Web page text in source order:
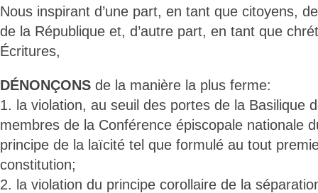
Nous inspirant d’une part, en tant que citoyens,
de la République et, d’autre part, en tant que
Écritures,
DÉNONÇONS de la manière la plus ferme:
1. la violation, au seuil des portes de la Basilique
membres de la Conférence épiscopale nationale
principe de la laïcité tel que formulé au tout
constitution;
2. la violation du principe corollaire de la